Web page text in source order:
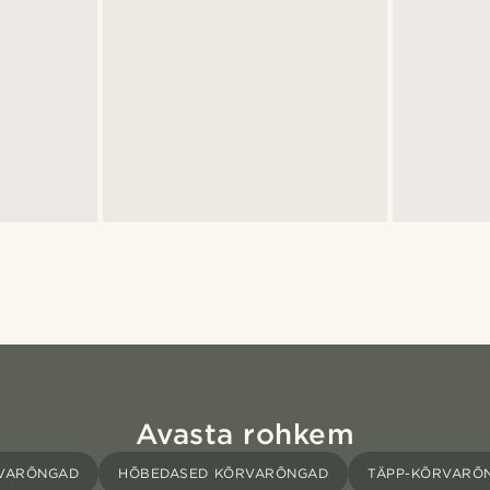
Avasta rohkem
HÕBEDASED KÕRVARÕNGAD TÄPP-